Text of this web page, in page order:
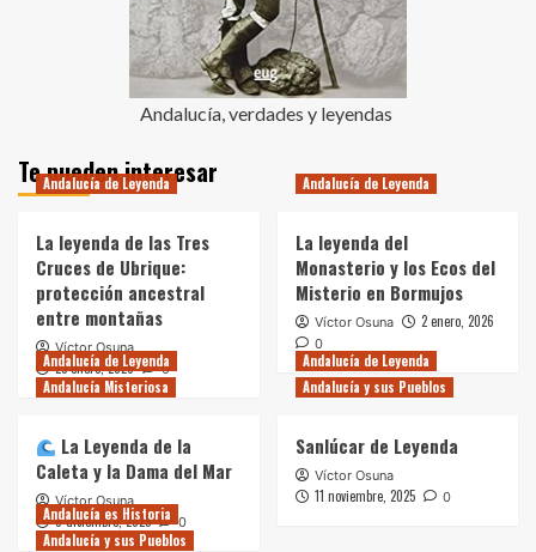
Andalucía, verdades y leyendas
Te pueden interesar
Andalucía de Leyenda
La leyenda de las Tres
Cruces de Ubrique:
protección ancestral
entre montañas
Víctor Osuna
23 enero, 2026 0
Andalucía de Leyenda
La leyenda del
Monasterio y los Ecos del
Misterio en Bormujos
Víctor Osuna 2 enero, 2026
0
Andalucía de Leyenda
Andalucía Misteriosa
La Leyenda de la
Caleta y la Dama del Mar
Víctor Osuna
9 diciembre, 2025 0
Andalucía de Leyenda
Andalucía y sus Pueblos
Sanlúcar de Leyenda
Víctor Osuna
11 noviembre, 2025 0
Andalucía es Historia
Andalucía y sus Pueblos